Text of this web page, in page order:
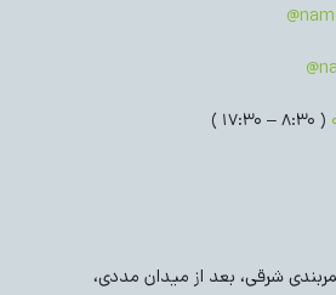
( 8:30 – 17:30 )
شرقی، بعد از میدان مددی،